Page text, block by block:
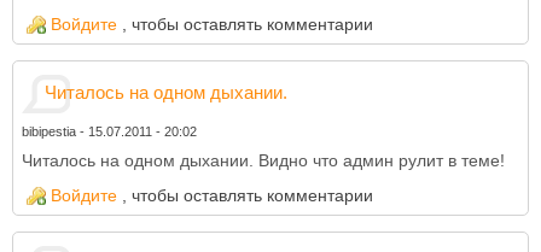
Войдите
, чтобы оставлять комментарии
Читалось на одном дыхании.
bibipestia- 15.07.2011 - 20:02
Читалось на одном дыхании. Видно что админ рулит в теме!
Войдите
, чтобы оставлять комментарии